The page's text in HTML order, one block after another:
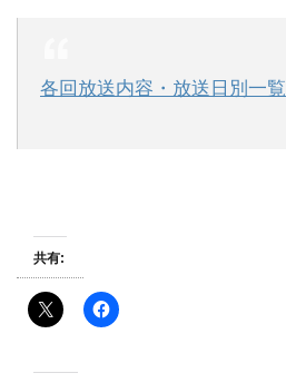
各回放送内容・放送日別一覧
共有: